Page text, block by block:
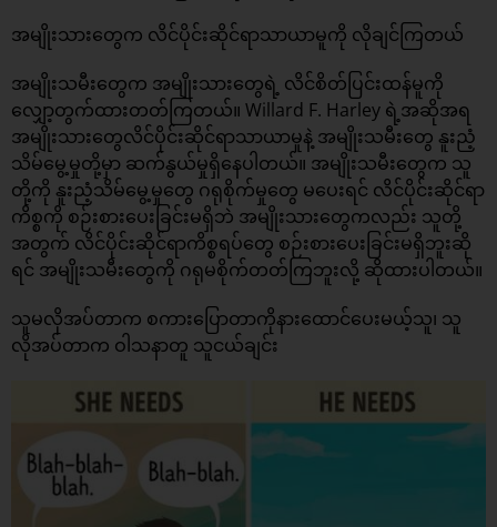
အမျိုးသားတွေက လိင်ပိုင်းဆိုင်ရာသာယာမူကို လိုချင်ကြတယ်
အမျိုးသမီးတွေက အမျိုးသားတွေရဲ့ လိင်စိတ်ပြင်းထန်မူကို
လျှော့တွက်ထားတတ်ကြတယ်။ Willard F. Harley ရဲ့အဆိုအရ
အမျိုးသားတွေလိင်ပိုင်းဆိုင်ရာသာယာမူနဲ့ အမျိုးသမီးတွေ နူးညံ့
သိမ်မွေ့မှုတို့မှာ ဆက်နွယ်မှုရှိနေပါတယ်။ အမျိုးသမီးတွေက သူ
တို့ကို နူးညံ့သိမ်မွေ့မှုတွေ ဂရုစိုက်မှုတွေ မပေးရင် လိင်ပိုင်းဆိုင်ရာ
ကိစ္စကို စဉ်းစားပေးခြင်းမရှိဘဲ အမျိုးသားတွေကလည်း သူတို့
အတွက် လိင်ပိုင်းဆိုင်ရာကိစ္စရပ်တွေ စဉ်းစားပေးခြင်းမရှိဘူးဆို
ရင် အမျိုးသမီးတွေကို ဂရုမစိုက်တတ်ကြဘူးလို့ ဆိုထားပါတယ်။
သူမလိုအပ်တာက စကားပြောတာကိုနားထောင်ပေးမယ့်သူ၊ သူ
လိုအပ်တာက ဝါသနာတူ သူငယ်ချင်း